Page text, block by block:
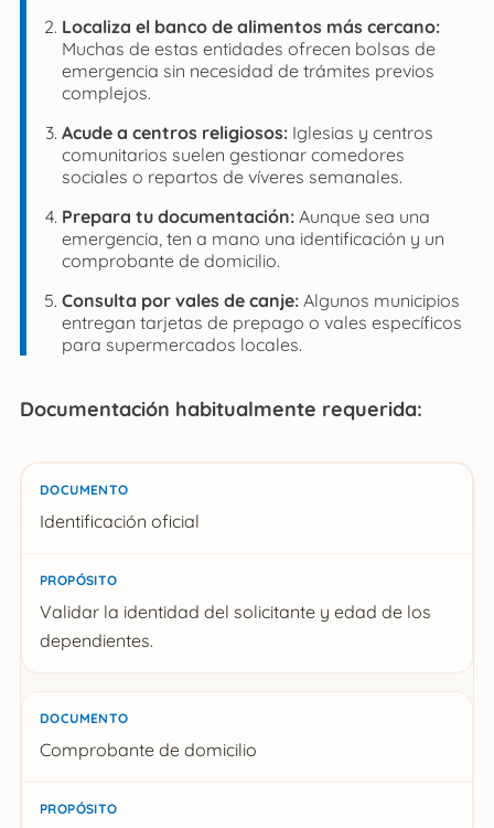
Localiza el banco de alimentos más cercano:
Muchas de estas entidades ofrecen bolsas de
emergencia sin necesidad de trámites previos
complejos.
Acude a centros religiosos:Iglesias y centros
comunitarios suelen gestionar comedores
sociales o repartos de víveres semanales.
Prepara tu documentación:Aunque sea una
emergencia, ten a mano una identificación y un
comprobante de domicilio.
Consulta por vales de canje:Algunos municipios
entregan tarjetas de prepago o vales específicos
para supermercados locales.
Documentación habitualmente requerida:
Documento
Propósito
Identificación oficial
Validar la identidad del solicitante y edad de los
dependientes.
Comprobante de domicilio